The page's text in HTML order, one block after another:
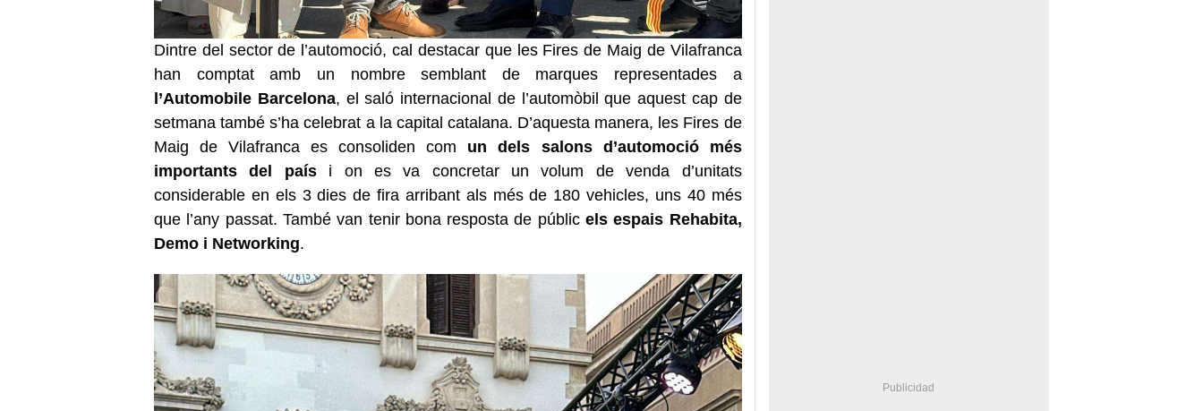
Dintre del sector de l’automoció, cal destacar que les Fires de Maig de Vilafranca
han comptat amb un nombre semblant de marques representades a
l’Automobile Barcelona, el saló internacional de l’automòbil que aquest cap de
setmana també s’ha celebrat a la capital catalana. D’aquesta manera, les Fires de
Maig de Vilafranca es consoliden com un dels salons d’automoció més
importants del paísi on es va concretar un volum de venda d’unitats
considerable en els 3 dies de fira arribant als més de 180 vehicles, uns 40 més
que l’any passat. També van tenir bona resposta de públicels espais Rehabita,
Demo i Networking.